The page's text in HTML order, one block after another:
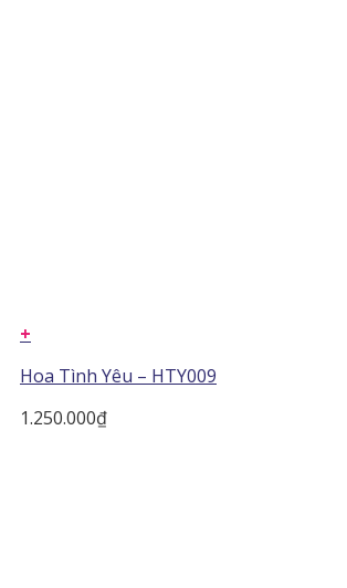
+
Hoa Tình Yêu – HTY009
1.250.000₫